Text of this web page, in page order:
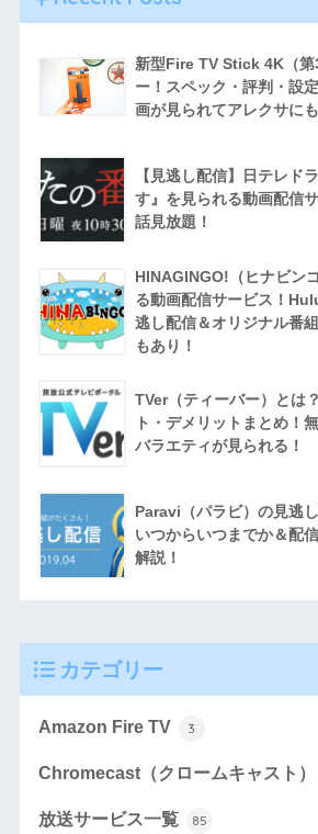
新型Fire TV Stick 4K（第
ー！スペック・評判・設
画が見られてアレクサに
【見逃し配信】日テレド
す』を見られる動画配信
話見放題！
HINAGINGO!（ヒナビン
る動画配信サービス！
逃し配信＆オリジナル番
もあり！
TVer（ティーバー）とは
ト・デメリットまとめ！
バラエティが見られる！
Paravi（パラビ）の見逃
いつからいつまでか＆配
解説！
カテゴリー
Amazon Fire TV 3
Chromecast（クロームキャスト）
放送サービス一覧 85